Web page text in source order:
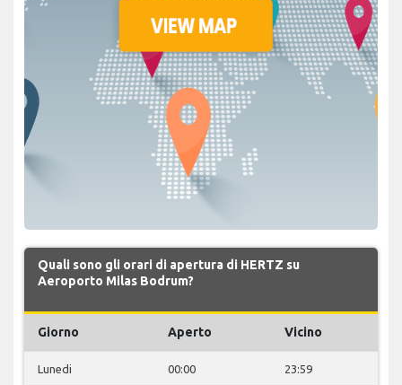
Quali sono gli orari di apertura di HERTZ su
Aeroporto Milas Bodrum?
Giorno Aperto Vicino
Lunedi 00:00 23:59